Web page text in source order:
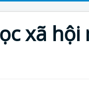
xã hội